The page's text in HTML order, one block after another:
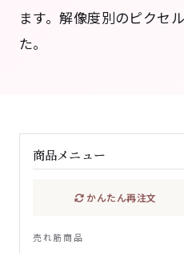
ます。解像度別のピクセ
た。
商品メニュー
かんたん再注文
売れ筋商品